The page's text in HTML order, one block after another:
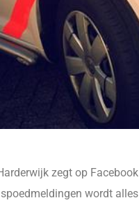
zegt op
wordt